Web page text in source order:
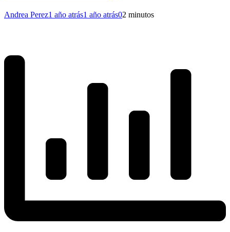
Andrea Perez1 año atrás1 año atrás02 minutos